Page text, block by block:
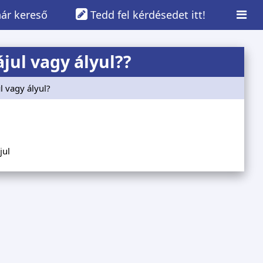
Tedd fel kérdésedet itt!
kereső
vagy ályul??
vagy ályul?